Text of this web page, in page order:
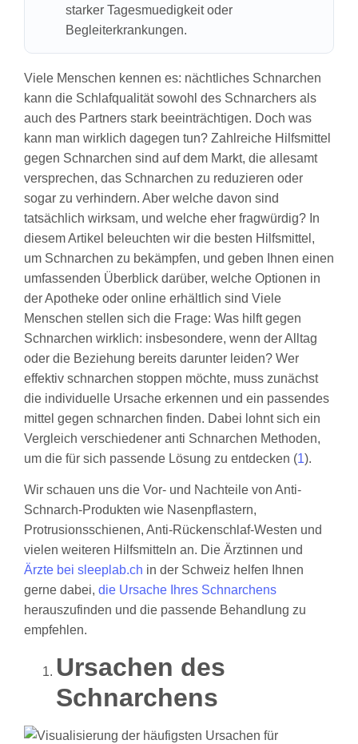
starker Tagesmuedigkeit oder
Begleiterkrankungen.
Viele Menschen kennen es: nächtliches Schnarchen
kann die Schlafqualität sowohl des Schnarchers als
auch des Partners stark beeinträchtigen. Doch was
kann man wirklich dagegen tun? Zahlreiche Hilfsmittel
gegen Schnarchen sind auf dem Markt, die allesamt
versprechen, das Schnarchen zu reduzieren oder
sogar zu verhindern. Aber welche davon sind
tatsächlich wirksam, und welche eher fragwürdig? In
diesem Artikel beleuchten wir die besten Hilfsmittel,
um Schnarchen zu bekämpfen, und geben Ihnen einen
umfassenden Überblick darüber, welche Optionen in
der Apotheke oder online erhältlich sind Viele
Menschen stellen sich die Frage: Was hilft gegen
Schnarchen wirklich: insbesondere, wenn der Alltag
oder die Beziehung bereits darunter leiden? Wer
effektiv schnarchen stoppen möchte, muss zunächst
die individuelle Ursache erkennen und ein passendes
mittel gegen schnarchen finden. Dabei lohnt sich ein
Vergleich verschiedener anti Schnarchen Methoden,
um die für sich passende Lösung zu entdecken (1).
Wir schauen uns die Vor- und Nachteile von Anti-
Schnarch-Produkten wie Nasenpflastern,
Protrusionsschienen, Anti-Rückenschlaf-Westen und
vielen weiteren Hilfsmitteln an. Die Ärztinnen und
Ärzte bei sleeplab.ch in der Schweiz helfen Ihnen
gerne dabei, die Ursache Ihres Schnarchens
herauszufinden und die passende Behandlung zu
empfehlen.
Ursachen des
Schnarchens